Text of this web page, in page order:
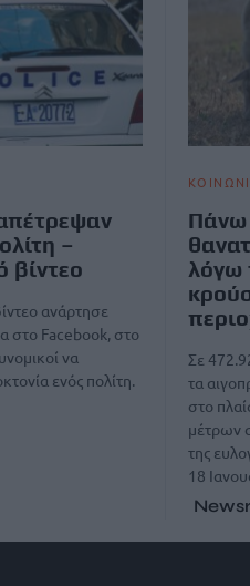
–
βίντεο
ανάρτησε
στο Facebook, στο
να
ενός πολίτη.
Πάνω
λόγω
Σε
τα
στο
μέτρων
της
18